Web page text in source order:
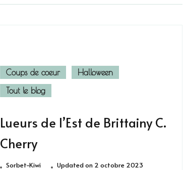
Coups de coeur
Halloween
Tout le blog
Lueurs de l’Est de Brittainy C.
Cherry
Sorbet-Kiwi Updated on 2 octobre 2023